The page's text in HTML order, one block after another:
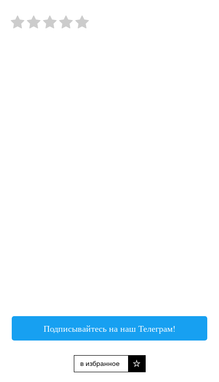
Подписывайтесь на наш Телеграм!
в избранное